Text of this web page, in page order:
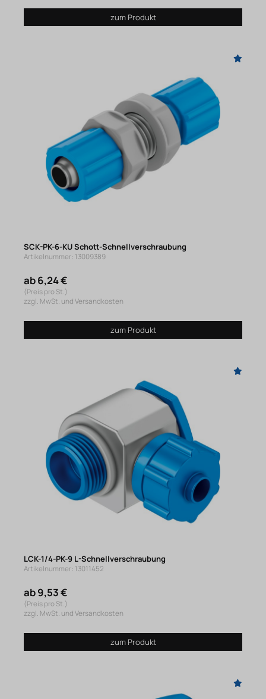
zum Produkt
SCK-PK-6-KU Schott-Schnellverschraubung
Artikelnummer: 13009389
ab 6,24 €
(Preis pro St.)
zzgl. MwSt. und Versandkosten
zum Produkt
LCK-1/4-PK-9 L-Schnellverschraubung
Artikelnummer: 13011452
ab 9,53 €
(Preis pro St.)
zzgl. MwSt. und Versandkosten
zum Produkt